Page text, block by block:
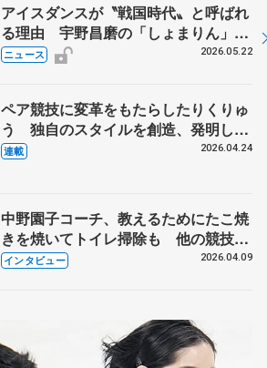
アイスダンスが〝戦国時代〟と呼ばれ
る理由 宇野昌磨の「しょまりん」ら
実力者が相次いで参戦 国内の競争激
ニュース 2026.05.22
ペア競技に変革をもたらしたりくりゅ
う 独自のスタイルを創造、発明した
【引退発表後②】
連載 2026.04.24
中野園子コーチ、教えるためにたこ焼
きを焼いてトイレ掃除も 他の競技に
も通用するという坂本花織の筋肉
インタビュー 2026.04.09